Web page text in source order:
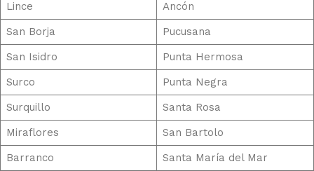
Lince
Ancón
San Borja
Pucusana
San Isidro
Punta Hermosa
Surco
Punta Negra
Surquillo
Santa Rosa
Miraflores
San Bartolo
Barranco
Santa María del Mar